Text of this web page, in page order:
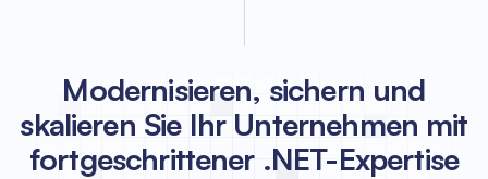
Modernisieren, sichern und
skalieren Sie Ihr Unternehmen mit
fortgeschrittener .NET-Expertise